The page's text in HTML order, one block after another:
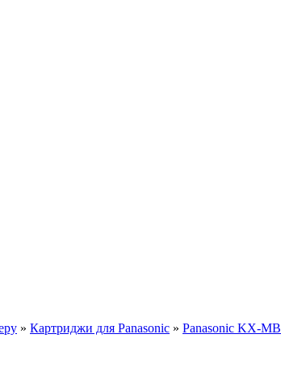
» Картриджи для Panasonic » Panasonic KX-MB